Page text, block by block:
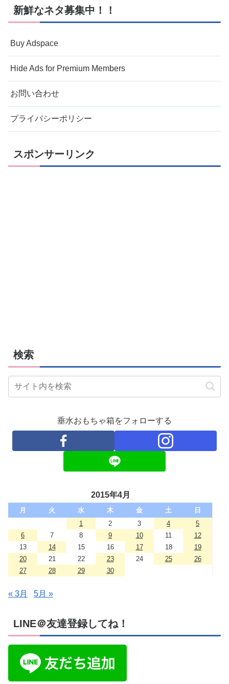
新鮮なネタ募集中！！
Buy Adspace
Hide Ads for Premium Members
お問い合わせ
プライバシーポリシー
スポンサーリンク
検索
垂水おもちゃ箱をフォローする
2015年4月
月 火 水 木 金 土
日
1
2 3 4
5
6
7 8 9 10 11
12
13
14 15 16 17 18
19
20
21 22 23 24 25
26
27
28 29 30
« 3月 5月 »
LINE＠友達登録してね！